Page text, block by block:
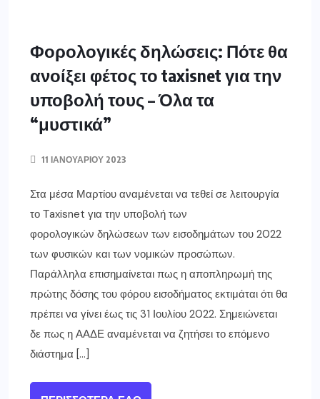
Φορολογικές δηλώσεις: Πότε θα
ανοίξει φέτος το taxisnet για την
υποβολή τους – Όλα τα
“μυστικά”
11 ΙΑΝΟΥΑΡΊΟΥ 2023
Στα μέσα Μαρτίου αναμένεται να τεθεί σε λειτουργία
το Τaxisnet για την υποβολή των
φορολογικών δηλώσεων των εισοδημάτων του 2022
των φυσικών και των νομικών προσώπων.
Παράλληλα επισημαίνεται πως η αποπληρωμή της
πρώτης δόσης του φόρου εισοδήματος εκτιμάται ότι θα
πρέπει να γίνει έως τις 31 Ιουλίου 2022. Σημειώνεται
δε πως η ΑΑΔΕ αναμένεται να ζητήσει το επόμενο
διάστημα […]